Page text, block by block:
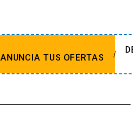
ANUNCIA TUS OFERTAS